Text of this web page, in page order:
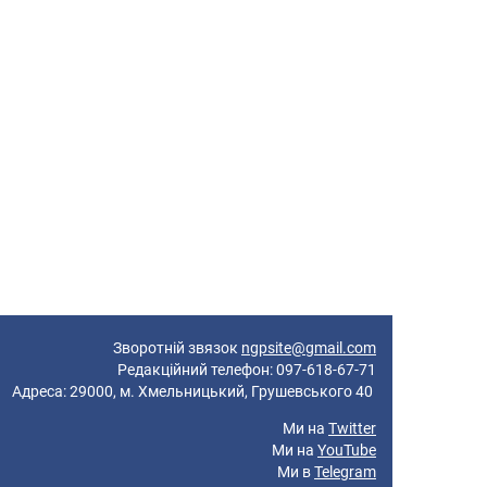
Зворотній звязок ngpsite@gmail.com
Редакційний телефон: 097-618-67-71
29000, м. Хмельницький, Грушевського 40
Ми на Twitter
Ми на YouTube
Ми вTelegram